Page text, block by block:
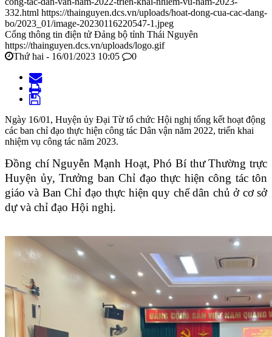
332.html https://thainguyen.dcs.vn/uploads/hoat-dong-cua-cac-dang-
bo/2023_01/image-20230116220547-1.jpeg
Cổng thông tin điện tử Đảng bộ tỉnh Thái Nguyên
https://thainguyen.dcs.vn/uploads/logo.gif
Thứ hai - 16/01/2023 10:05
0
Ngày 16/01, Huyện ủy Đại Từ tổ chức Hội nghị tổng kết hoạt động
các ban chỉ đạo thực hiện công tác Dân vận năm 2022, triển khai
nhiệm vụ công tác năm 2023.
Đồng chí Nguyễn Mạnh Hoạt, Phó Bí thư Thường trực
Huyện ủy, Trưởng ban Chỉ đạo thực hiện công tác tôn
giáo và Ban Chỉ đạo thực hiện quy chế dân chủ ở cơ sở
dự và chỉ đạo Hội nghị.